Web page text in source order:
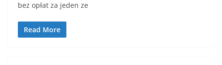
bez opłat za jeden ze
Read More